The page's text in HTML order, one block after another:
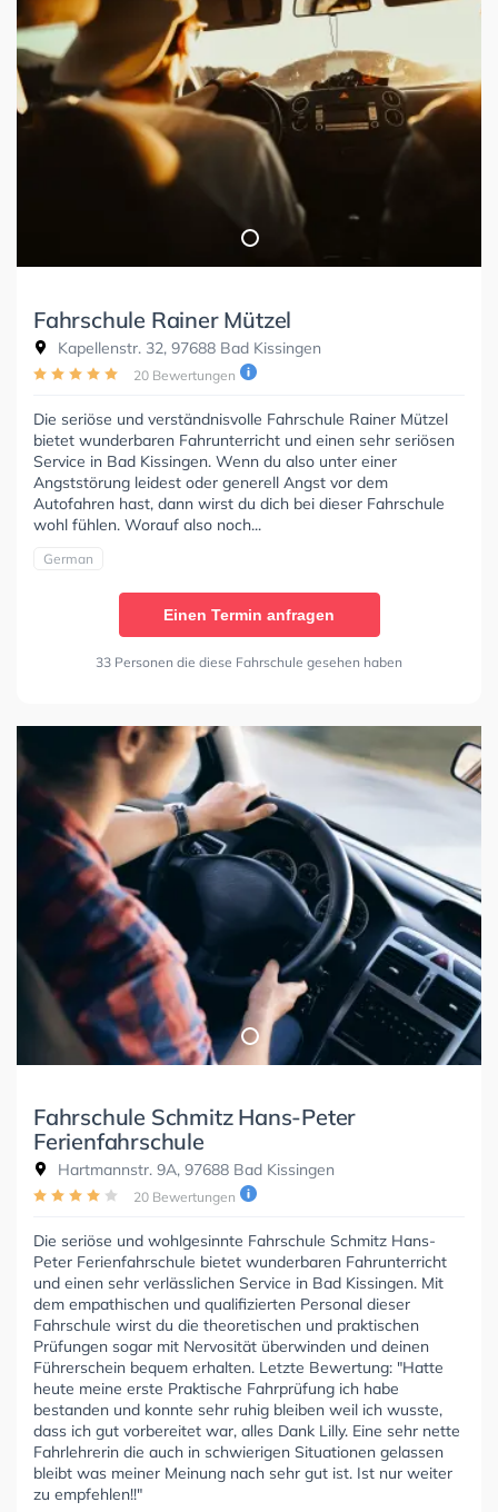
Fahrschule Rainer Mützel
Kapellenstr. 32, 97688 Bad Kissingen
20 Bewertungen
Die seriöse und verständnisvolle Fahrschule Rainer Mützel
bietet wunderbaren Fahrunterricht und einen sehr seriösen
Service in Bad Kissingen. Wenn du also unter einer
Angststörung leidest oder generell Angst vor dem
Autofahren hast, dann wirst du dich bei dieser Fahrschule
wohl fühlen. Worauf also noch...
German
Einen Termin anfragen
33 Personen die diese Fahrschule gesehen haben
Fahrschule Schmitz Hans-Peter
Ferienfahrschule
Hartmannstr. 9A, 97688 Bad Kissingen
20 Bewertungen
Die seriöse und wohlgesinnte Fahrschule Schmitz Hans-
Peter Ferienfahrschule bietet wunderbaren Fahrunterricht
und einen sehr verlässlichen Service in Bad Kissingen. Mit
dem empathischen und qualifizierten Personal dieser
Fahrschule wirst du die theoretischen und praktischen
Prüfungen sogar mit Nervosität überwinden und deinen
Führerschein bequem erhalten. Letzte Bewertung: "Hatte
heute meine erste Praktische Fahrprüfung ich habe
bestanden und konnte sehr ruhig bleiben weil ich wusste,
dass ich gut vorbereitet war, alles Dank Lilly. Eine sehr nette
Fahrlehrerin die auch in schwierigen Situationen gelassen
bleibt was meiner Meinung nach sehr gut ist. Ist nur weiter
zu empfehlen!!"